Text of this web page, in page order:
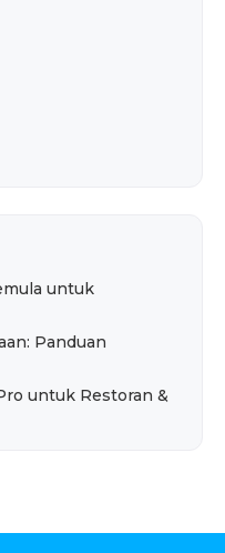
untuk
Panduan
untuk Restoran &